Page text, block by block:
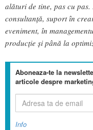
alături de tine, pas cu
consultanță, suport în
eveniment, în
producție și până la
Aboneaza-te la
articole despre
Info